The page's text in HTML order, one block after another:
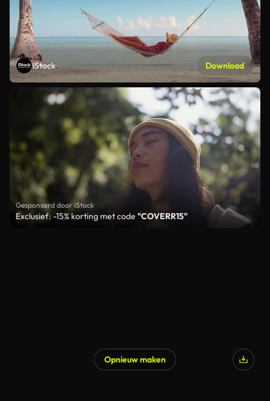
iStock Download
Gesponsord door iStock
Exclusief: -15% korting met code "COVERR15"
Opnieuw maken